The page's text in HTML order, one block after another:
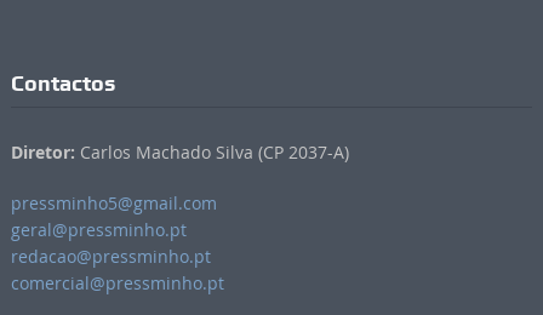
Contactos
Diretor: Carlos Machado Silva (CP 2037-A)
pressminho5@gmail.com
geral@pressminho.pt
redacao@pressminho.pt
comercial@pressminho.pt